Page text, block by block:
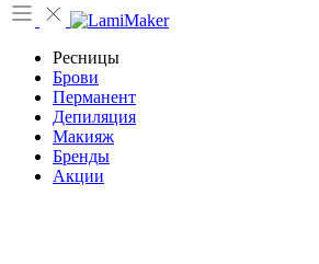
Ресницы
Брови
Перманент
Депиляция
Макияж
Бренды
Акции